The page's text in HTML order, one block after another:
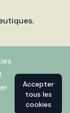
Accepter
tous les
cookies
Flitbix.com